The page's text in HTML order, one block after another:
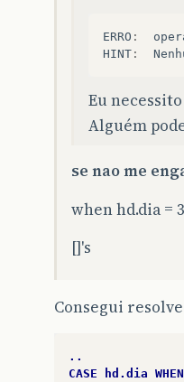
ERRO :
HINT :
Eu
Alguém
se nao me
when hd.dia =
[]'s
Consegui
..
CASE hd.dia